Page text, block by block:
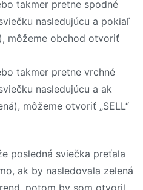
takmer pretne spodné
nasledujúcu a pokiaľ
môžeme obchod otvoriť
takmer pretne vrchné
nasledujúcu a ak
môžeme otvoriť „SELL“
posledná sviečka preťala
ak by nasledovala zelená
potom by som otvoril